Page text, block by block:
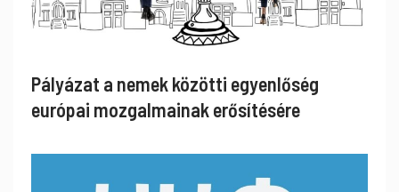
Pályázat a nemek közötti egyenlőség
európai mozgalmainak erősítésére